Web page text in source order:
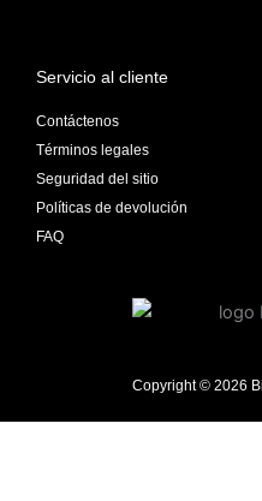
Servicio al cliente
Contáctenos
Términos legales
Seguridad del sitio
Políticas de devolución
FAQ
Copyright © 2026